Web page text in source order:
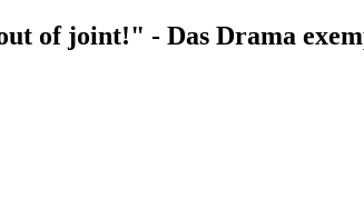
of joint!" - Das Drama